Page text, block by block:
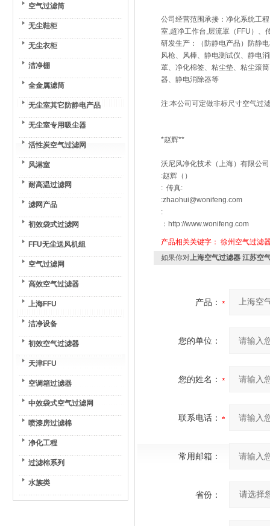
空气过滤筒
无尘鞋柜
无尘衣柜
洁净棚
全金属滤筒
无尘室其它防静电产品
无尘室专用吸尘器
活性炭空气过滤网
风淋室
耐高温过滤网
滤网产品
初效袋式过滤网
FFU无尘送风机组
空气过滤网
高效空气过滤器
上海FFU
洁净设备
初效空气过滤器
天津FFU
空调箱过滤器
中效袋式空气过滤网
喷漆房过滤棉
净化工程
过滤棉系列
水族类
公司经营范围承接：净化系统工
室,超净工作台,层流罩（FFU）、
研发生产：（防静电产品）防静
风枪、风棒、静电测试仪、静电
罩、净化棉签、粘尘垫、粘尘滚
器、静电消除器等
注:本公司可定做非标尺寸空气过
*赵辉**
沃尼风净化技术（上海）有限公司
:赵辉（）
: 传真:
:zhaohui@wonifeng.com
:
：http://www.wonifeng.com
产品相关关键字： 徐州空气过滤
如果你对上海空气过滤器 江苏空
产品：
您的单位：
您的姓名：
联系电话：
常用邮箱：
省份：